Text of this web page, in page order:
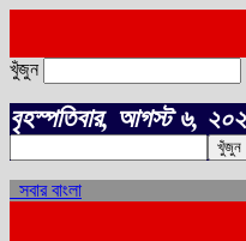
খুঁজুন
বৃহস্পতিবার, আগস্ট ৬,
সবার বাংলা